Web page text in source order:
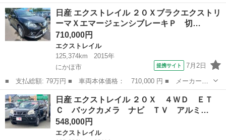
名： 日産 ■ 車種名： エクストレイル ■ グレード名： ２０
Ｓ １年保証付！！ ４ＷＤ バックカメラ ＥＴＣ サンルーフ
Ｂｌｕｅｔｏｏｔｈ...
福島 福島市 エクストレイル
日産 エクストレイル ２０Ｘブラクエクストリ
ーマＸエマージェンシブレーキＰ 切…
710,000円
エクストレイル
125,374km
2015年
にかほ市
提携サイト 7月2日
■ 支払総額: 79万円 ■ 車両本体価格： 710,000 円 ■ メーカー
名： 日産 ■ 車種名： エクストレイル ■ グレード名： ２０Ｘ
ブラクエクストリーマＸエマージェンシブレーキＰ 切り替え４Ｗ
Ｄ、ＣＤ／ＤＶＤ、...
秋田 にかほ市 エクストレイル
日産 エクストレイル ２０Ｘ ４ＷＤ ＥＴ
Ｃ バックカメラ ナビ ＴＶ アルミ…
548,000円
エクストレイル